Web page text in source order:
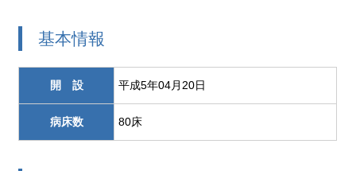
基本情報
開 設 平成5年04月20日
病床数 80床